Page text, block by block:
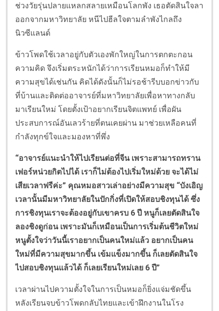
ช่วงวัยรุ่นปลายแหลกสลายเหมือนโลกพัง เธอตัดสินใจลา
ออกจากมหาวิทยาลัย หนีไปฮีลใจตามลำพังไกลถึง
นิวซีแลนด์
ข้าวโพดใช้เวลาอยู่กับตัวเองพักใหญ่ในการตกตะกอน
ความคิด จึงเริ่มตระหนักได้ว่าการเรียนหมอก็ทำให้มี
ความสุขได้เช่นกัน คิดได้ดังนั้นก็ไม่รอช้ารีบบอกข่าวกับ
ที่บ้านและติดต่ออาจารย์ที่มหาวิทยาลัยเพื่อหาทางกลับ
มาเรียนใหม่ โดยตั้งเป้าอยากเรียนจิตแพทย์ เพื่อผัน
ประสบการณ์อันเลวร้ายที่ตนเคยผ่าน มาช่วยเหลือคนที่
กำลังทุกข์ใจและมองหาที่พึ่ง
“อาจารย์แนะนำให้ไปเรียนต่อที่จีน เพราะสามารถทราน
เฟอร์หน่วยกิตไปได้ เราก็ไม่ต้องไปเริ่มใหม่ด้วย จะได้ไม่
เสียเวลาฟรีค่ะ” คุณหมอสาวเล่าอย่างมีความสุข “บังเอิญ
เวลานั้นมีมหาวิทยาลัยในปักกิ่งที่เปิดให้สอบชิงทุนได้ ซึ่ง
การชิงทุนเราจะต้องอยู่กับเขาครบ 6 ปี หนูก็เลยตัดสินใจ
ลองชิงดูก่อน เพราะมันก็เหมือนเป็นการเริ่มต้นชีวิตใหม่
หนูตั้งใจว่าวันนี้เราอยากเป็นคนใหม่แล้ว อยากเป็นคน
ใหม่ที่มีความสุขมากขึ้น เข้มแข็งมากขึ้น ก็เลยตัดสินใจ
ไปสอบชิงทุนแล้วได้ ก็เลยเรียนใหม่เลย 6 ปี”
เวลาผ่านไปความตั้งใจในการเป็นหมอก็ยิ่งแจ่มชัดขึ้น
หลังเรียนจบข้าวโพดกลับไทยและเข้าฝึกงานในโรง